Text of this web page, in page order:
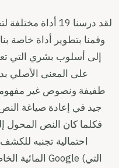
لقد درسنا 19
وقمنا بتطوير أداة خاصة
إلى أسلوب بشري التي
على المعنى الأصلي
طفيفة ونصوص غير
جيد في إعادة صياغة
فكلما كان النص المحول
احتمالية تجنبه